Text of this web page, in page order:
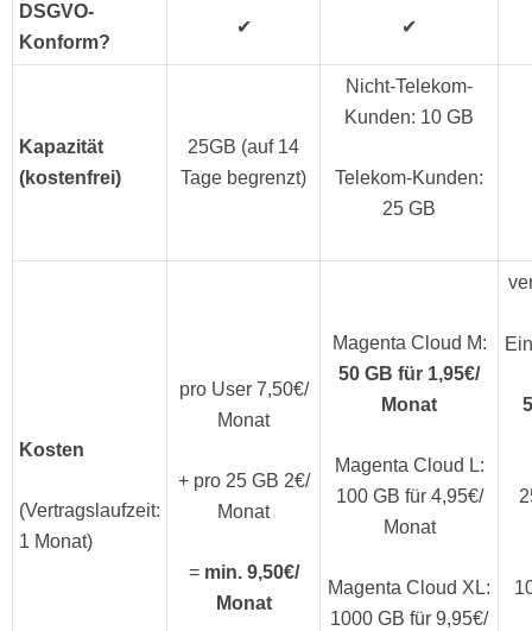
DSGVO-
Konform?
✔ ✔
Kapazität
(kostenfrei)
25GB (auf 14
Tage begrenzt)
Nicht-Telekom-
Kunden: 10 GB
Telekom-Kunden:
25 GB
Kosten
(Vertragslaufzeit:
1 Monat)
pro User 7,50€/
Monat
+ pro 25 GB 2€/
Monat
= min. 9,50€/
Monat
Magenta Cloud M:
50 GB für 1,95€/
Monat
Magenta Cloud L:
100 GB für 4,95€/
Monat
Magenta Cloud XL:
1000 GB für 9,95€/